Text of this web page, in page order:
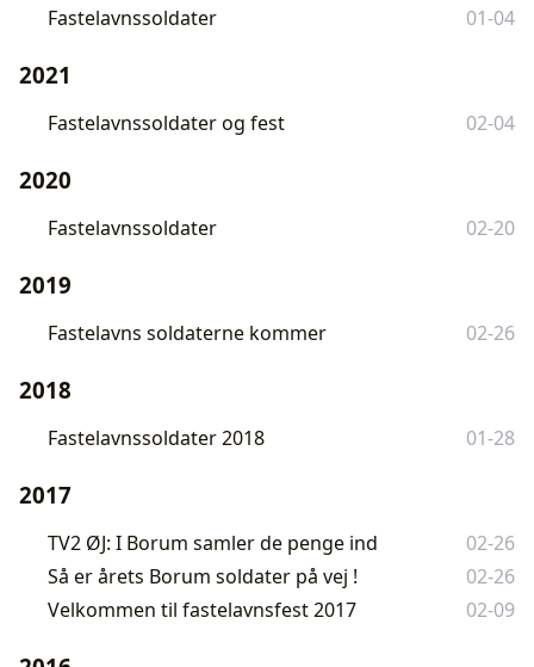
Fastelavnssoldater 01-04
2021
Fastelavnssoldater og fest 02-04
2020
Fastelavnssoldater 02-20
2019
Fastelavns soldaterne kommer 02-26
2018
Fastelavnssoldater 2018 01-28
2017
TV2 ØJ: I Borum samler de penge ind
02-26
Så er årets Borum soldater på vej !
02-26
Velkommen til fastelavnsfest 2017
02-09